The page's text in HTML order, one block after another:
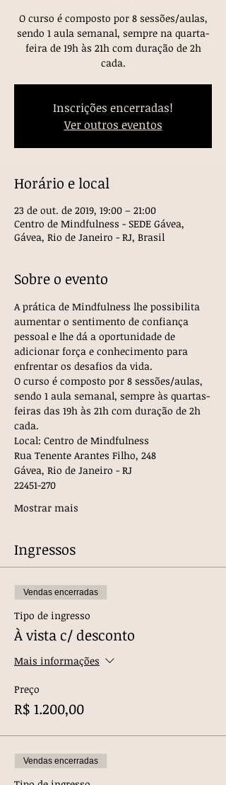
O curso é composto por 8 sessões/aulas,
sendo 1 aula semanal, sempre na quarta-
feira de 19h às 21h com duração de 2h
cada.
Inscrições encerradas!
Ver outros eventos
Horário e local
23 de out. de 2019, 19:00 – 21:00
Centro de Mindfulness - SEDE Gávea,
Gávea, Rio de Janeiro - RJ, Brasil
Sobre o evento
A prática de Mindfulness lhe possibilita
aumentar o sentimento de confiança
pessoal e lhe dá a oportunidade de
adicionar força e conhecimento para
enfrentar os desafios da vida.
O curso é composto por 8 sessões/aulas,
sendo 1 aula semanal, sempre às quartas-
feiras das 19h às 21h com duração de 2h
cada.
Local: Centro de Mindfulness
Rua Tenente Arantes Filho, 248
Gávea, Rio de Janeiro - RJ
22451-270
Mostrar mais
Ingressos
Vendas encerradas
Tipo de ingresso
À vista c/ desconto
Mais informações
Preço
R$ 1.200,00
Vendas encerradas